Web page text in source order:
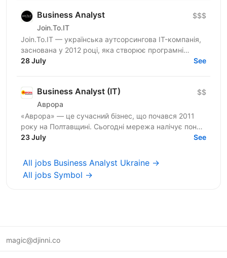
Business Analyst
Join.To.IT
$$$
Join.To.IT — українська аутсорсингова IT-компанія,
заснована у 2012 році, яка створює програмні
рішення для бізнесів із різних сфер. Ми не просто...
28 July See
Business Analyst (IT)
Аврора
$$
«Аврора» — це сучасний бізнес, що почався 2011
року на Полтавщині. Сьогодні мережа налічує понад
1800 магазинів, 4 офіси підтримки та 6 логістичних
23 July See
All jobs Business Analyst Ukraine →
All jobs Symbol →
magic@djinni.co